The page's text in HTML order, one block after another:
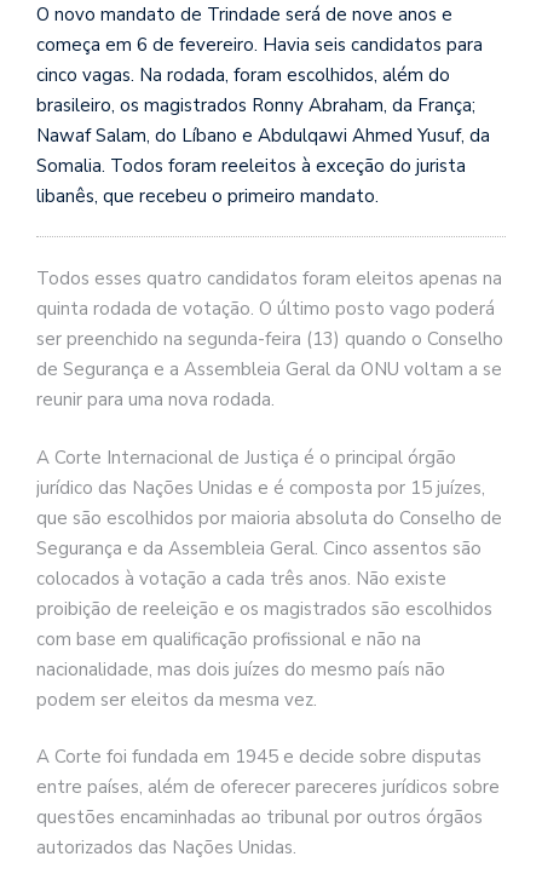
O novo mandato de Trindade será de nove anos e
começa em 6 de fevereiro. Havia seis candidatos para
cinco vagas. Na rodada, foram escolhidos, além do
brasileiro, os magistrados Ronny Abraham, da França;
Nawaf Salam, do Líbano e Abdulqawi Ahmed Yusuf, da
Somalia. Todos foram reeleitos à exceção do jurista
libanês, que recebeu o primeiro mandato.
Todos esses quatro candidatos foram eleitos apenas na
quinta rodada de votação. O último posto vago poderá
ser preenchido na segunda-feira (13) quando o Conselho
de Segurança e a Assembleia Geral da ONU voltam a se
reunir para uma nova rodada.
A Corte Internacional de Justiça é o principal órgão
jurídico das Nações Unidas e é composta por 15 juízes,
que são escolhidos por maioria absoluta do Conselho de
Segurança e da Assembleia Geral. Cinco assentos são
colocados à votação a cada três anos. Não existe
proibição de reeleição e os magistrados são escolhidos
com base em qualificação profissional e não na
nacionalidade, mas dois juízes do mesmo país não
podem ser eleitos da mesma vez.
A Corte foi fundada em 1945 e decide sobre disputas
entre países, além de oferecer pareceres jurídicos sobre
questões encaminhadas ao tribunal por outros órgãos
autorizados das Nações Unidas.